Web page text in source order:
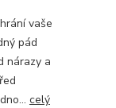
vaše
pád
nárazy a
celý